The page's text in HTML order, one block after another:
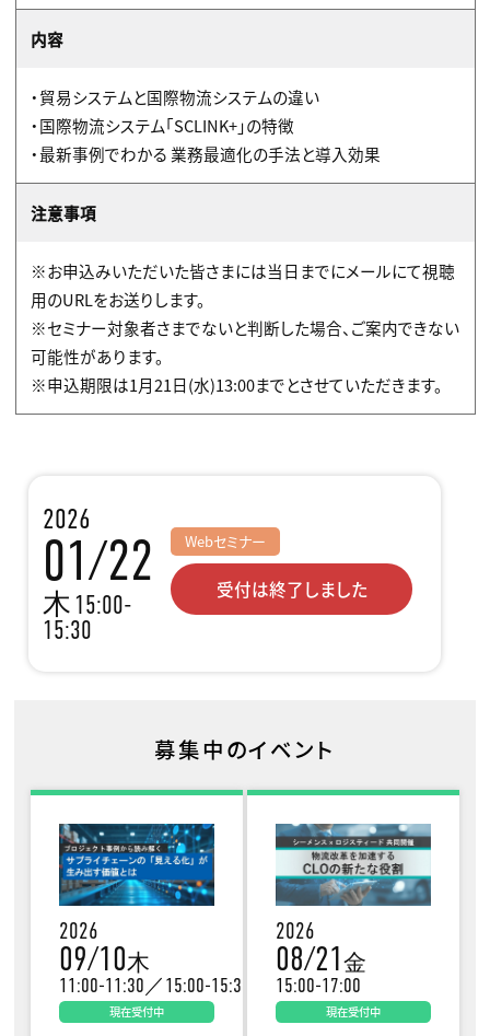
内容
・貿易システムと国際物流システムの違い
・国際物流システム「SCLINK+」の特徴
・最新事例でわかる 業務最適化の手法と導入効果
注意事項
※お申込みいただいた皆さまには当日までにメールにて視聴
用のURLをお送りします。
※セミナー対象者さまでないと判断した場合、ご案内できない
可能性があります。
※申込期限は1月21日(水)13:00までとさせていただきます。
2026
01/22
木15:00-
15:30
Webセミナー
受付は終了しました
募集中のイベント
2026
09/10木
11:00-11:30／15:00-15:30
現在受付中
2026
08/21金
15:00-17:00
現在受付中